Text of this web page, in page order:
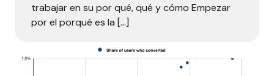
trabajar en su por qué, qué y cómo Empezar
por el porqué es la […]